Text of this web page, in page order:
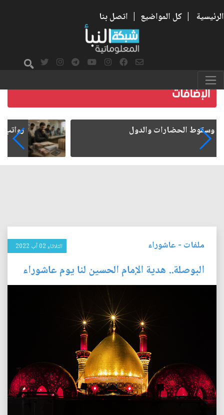
الرئيسية | كل المواضيع | اتصل بنا
رواتب الموظفين على صفيح ساخن
ملفات - عاشوراء الثلاثاء 02 آب 2022
البوصلة.. هدية الإمام الحسين لنا يوم عاشوراء